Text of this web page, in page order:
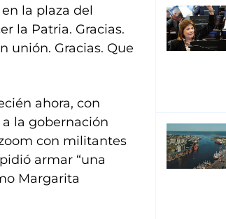
la plaza del
la Patria. Gracias.
unión. Gracias. Que
ahora, con
la gobernación
con militantes
armar “una
Margarita